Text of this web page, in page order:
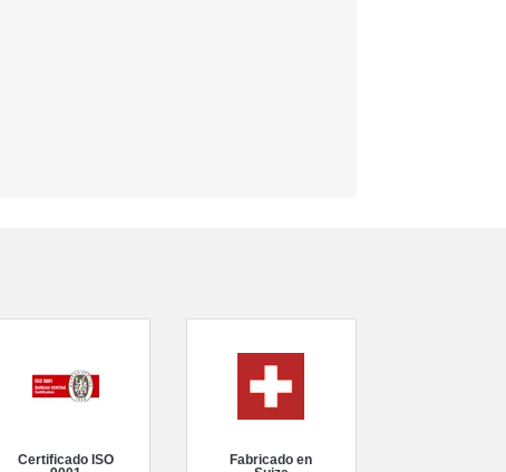
Certificado ISO
Fabricado en